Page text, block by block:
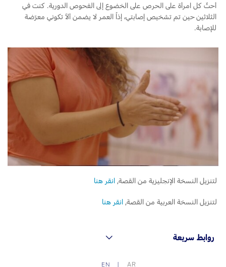
أحثّ كل امرأة على الحرص على الخضوع إلى الفحوص الدورية. كنت في
الثلاثين حين تم تشخيص إصابتي، إذاً العمر لا يضمن ألاّ تكوني معرّضة
للإصابة.
لتنزيل النسخة الإنجليزية من القصة, انقر هنا
لتنزيل النسخة العربية من القصة, انقر هنا
AR
EN
روابط سريعة